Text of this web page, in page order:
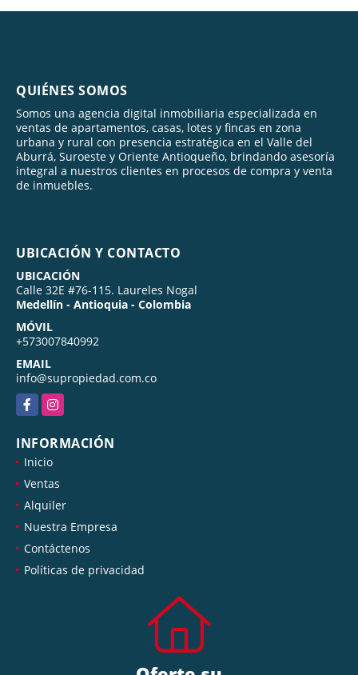
QUIÉNES SOMOS
Somos una agencia digital inmobiliaria especializada en
ventas de apartamentos, casas, lotes y fincas en zona
urbana y rural con presencia estratégica en el Valle del
Aburrá, Suroeste y Oriente Antioqueño, brindando asesoría
integral a nuestros clientes en procesos de compra y venta
de inmuebles.
UBICACIÓN Y CONTACTO
UBICACIÓN
Calle 32E #76-115. Laureles Nogal
Medellín - Antioquia - Colombia
MÓVIL
+573007840992
EMAIL
info@supropiedad.com.co
FacebookInstagram
INFORMACIÓN
Inicio
Ventas
Alquiler
Nuestra Empresa
Contáctenos
Políticas de privacidad